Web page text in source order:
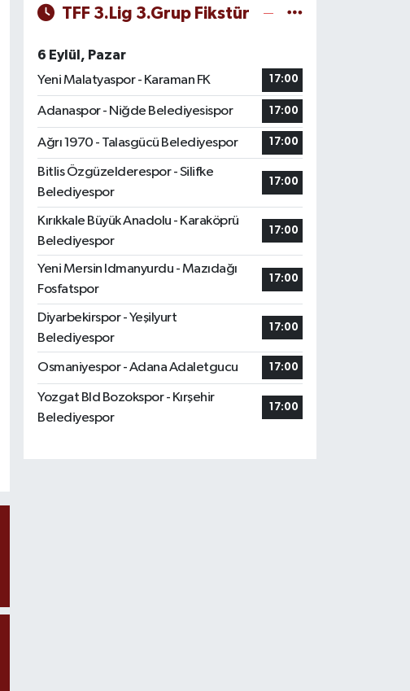
TFF 3.Lig 3.Grup Fikstür
6 Eylül, Pazar
Yeni Malatyaspor - Karaman FK
17:00
Adanaspor - Niğde Belediyesispor 17:00
Ağrı 1970 - Talasgücü Belediyespor 17:00
Bitlis Özgüzelderespor - Silifke
Belediyespor
17:00
Kırıkkale Büyük Anadolu - Karaköprü
Belediyespor
17:00
Yeni Mersin Idmanyurdu - Mazıdağı
Fosfatspor
17:00
Diyarbekirspor - Yeşilyurt
Belediyespor
17:00
Osmaniyespor - Adana Adaletgucu 17:00
Yozgat Bld Bozokspor - Kırşehir
Belediyespor
17:00